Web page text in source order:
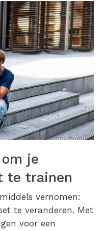
je
te trainen
vernomen:
te veranderen. Met
voor een